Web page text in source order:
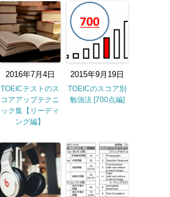
2016年7月4日
TOEICテストのス
コアアップテクニ
ック集【リーディ
ング編】
2015年9月19日
TOEICのスコア別
勉強法 [700点編]